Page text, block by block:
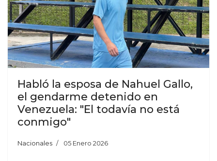
Habló la esposa de Nahuel Gallo,
el gendarme detenido en
Venezuela: "El todavía no está
conmigo"
Nacionales 05 Enero 2026